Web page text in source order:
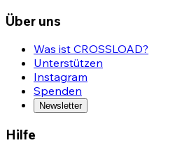
Über uns
Was ist CROSSLOAD?
Unterstützen
Instagram
Spenden
Newsletter
Hilfe